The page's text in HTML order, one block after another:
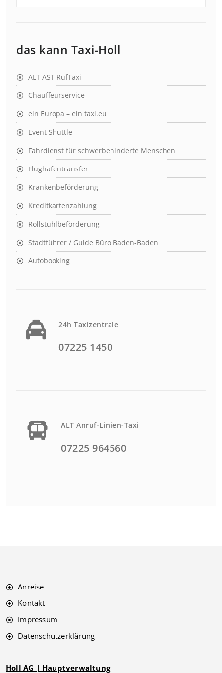
das kann Taxi-Holl
ALT AST RufTaxi
Chauffeurservice
ein Europa – ein taxi.eu
Event Shuttle
Fahrdienst für schwerbehinderte Menschen
Flughafentransfer
Krankenbeförderung
Kreditkartenzahlung
Rollstuhlbeförderung
Stadtführer / Guide Büro Baden-Baden
Autobooking
24h Taxizentrale
07225 1450
ALT Anruf-Linien-Taxi
07225 964560
Anreise
Kontakt
Impressum
Datenschutzerklärung
Holl AG | Hauptverwaltung